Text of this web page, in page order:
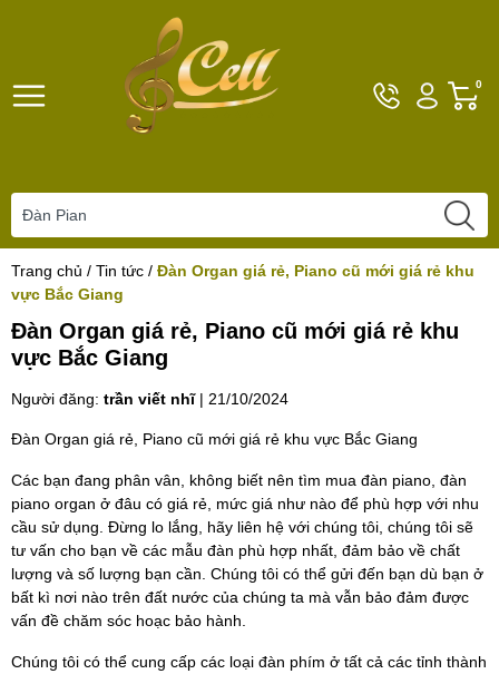
Hotline
0961017926
Tài
khoản
0
Trang chủ / Tin tức / Đàn Organ giá rẻ, Piano cũ mới giá rẻ khu
vực Bắc Giang
Đàn Organ giá rẻ, Piano cũ mới giá rẻ khu
vực Bắc Giang
Người đăng: trần viết nhĩ| 21/10/2024
Đàn Organ giá rẻ, Piano cũ mới giá rẻ khu vực Bắc Giang
Các bạn đang phân vân, không biết nên tìm mua đàn piano, đàn
piano organ ở đâu có giá rẻ, mức giá như nào để phù hợp với nhu
cầu sử dụng. Đừng lo lắng, hãy liên hệ với chúng tôi, chúng tôi sẽ
tư vấn cho bạn về các mẫu đàn phù hợp nhất, đảm bảo về chất
lượng và số lượng bạn cần. Chúng tôi có thể gửi đến bạn dù bạn ở
bất kì nơi nào trên đất nước của chúng ta mà vẫn bảo đảm được
vấn đề chăm sóc hoạc bảo hành.
Chúng tôi có thể cung cấp các loại đàn phím ở tất cả các tỉnh thành